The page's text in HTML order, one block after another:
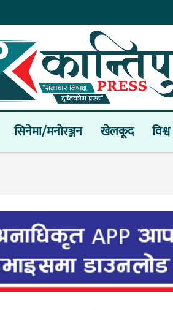
सिनेमा/मनोरञ्जन खेलकूद विश्व